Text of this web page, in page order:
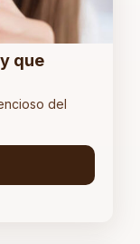
que
del